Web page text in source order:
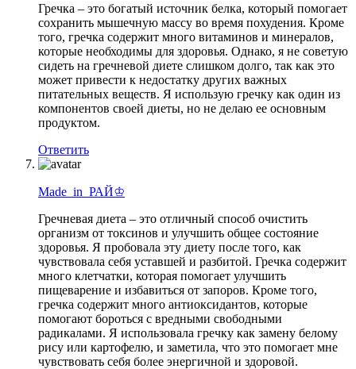
Гречка – это богатый источник белка, который помогает
сохранить мышечную массу во время похудения. Кроме
того, гречка содержит много витаминов и минералов,
которые необходимы для здоровья. Однако, я не советую
сидеть на гречневой диете слишком долго, так как это
может привести к недостатку других важных
питательных веществ. Я использую гречку как один из
компонентов своей диеты, но не делаю ее основным
продуктом.
Ответить
Madе_in_РАЙ♔
Гречневая диета – это отличный способ очистить
организм от токсинов и улучшить общее состояние
здоровья. Я пробовала эту диету после того, как
чувствовала себя уставшей и разбитой. Гречка содержит
много клетчатки, которая помогает улучшить
пищеварение и избавиться от запоров. Кроме того,
гречка содержит много антиоксидантов, которые
помогают бороться с вредными свободными
радикалами. Я использовала гречку как замену белому
рису или картофелю, и заметила, что это помогает мне
чувствовать себя более энергичной и здоровой.